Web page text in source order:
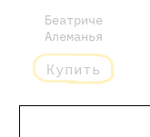
Беатриче
Алеманья
Купить